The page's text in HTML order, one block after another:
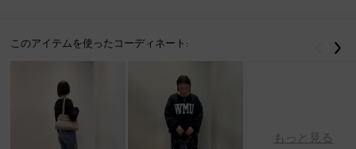
このアイテムを使ったコーディネート:
もっと見る
戻る